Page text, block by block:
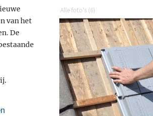
Alle foto's (6)
van het
De